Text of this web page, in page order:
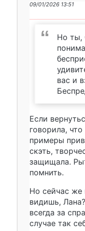
09/01/2026 13:51
Но ты,
вас и
Если
говорила,
примеры
скэть,
защищала.
помнить.
Но сейчас же
видишь,
всегда за
случае так